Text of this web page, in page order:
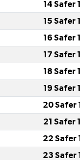
14 Safer
15 Safer
16 Safer
17 Safer
18 Safer
19 Safer
20 Safer
21 Safer
22 Safer
23 Safer